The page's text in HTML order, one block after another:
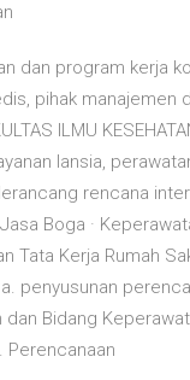
dan program kerja
pihak manajemen
ILMU
lansia,
rencana
Boga ·
Tata Kerja Rumah
penyusunan
dan Bidang
Perencanaan